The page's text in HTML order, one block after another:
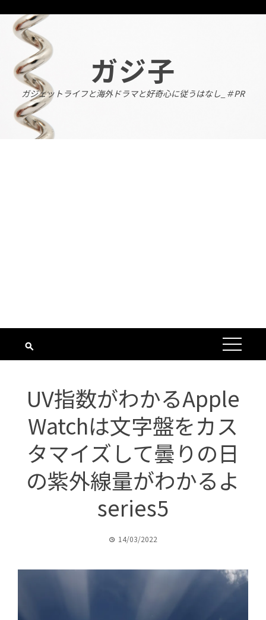
content
ガジ子
ガジェットライフと海外ドラマと好奇心に従うはなし_＃PR
UV指数がわかるApple
Watchは文字盤をカス
タマイズして曇りの日
の紫外線量がわかるよ
series5
14/03/2022